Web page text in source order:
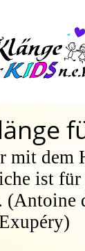
mit dem
ist
(Antoine